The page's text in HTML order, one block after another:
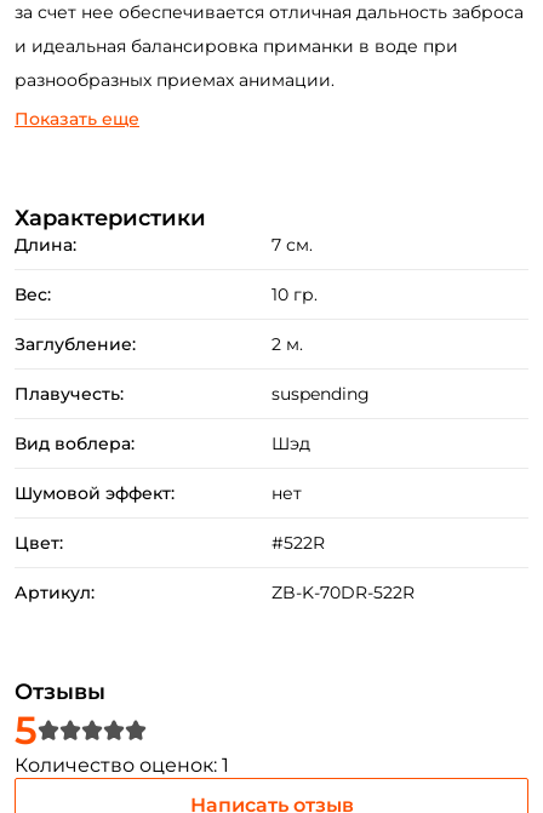
за счет нее обеспечивается отличная дальность заброса
и идеальная балансировка приманки в воде при
разнообразных приемах анимации.
Показать еще
Характеристики
Длина: 7 см.
Вес: 10 гр.
Заглубление: 2 м.
Плавучесть: suspending
Вид воблера: Шэд
Шумовой эффект: нет
Цвет: #522R
Артикул: ZB-K-70DR-522R
Отзывы
5
Количество оценок: 1
Написать отзыв
Создать аккаунт
Номер телефона: *